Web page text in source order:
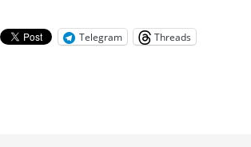
Telegram Threads